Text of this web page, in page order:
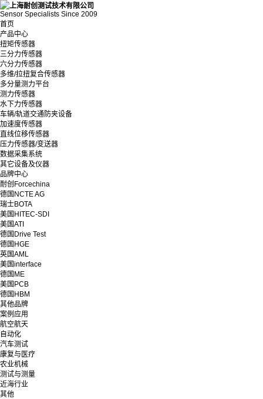
Sensor Specialists Since 2009
首页
产品中心
扭矩传感器
三分力传感器
六分力传感器
多维/拉扭复合传感器
多分量测力平台
测力传感器
水下力传感器
车辆/轨道交通防夹设备
加速度传感器
直线位移传感器
压力传感器/变送器
数据采集系统
其它设备及仪器
品牌中心
耐创Forcechina
德国NCTE AG
瑞士BOTA
美国HITEC-SDI
美国ATI
德国Drive Test
德国HGE
英国AML
美国interface
德国ME
美国PCB
德国HBM
其他品牌
案例应用
航空航天
自动化
汽车测试
康复与医疗
农业机械
测试与测量
近海行业
其他